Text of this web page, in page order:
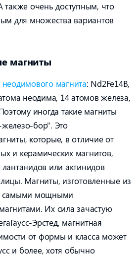
также очень доступным, что
для множества вариантов
магниты
неодимового магнита: Nd2Fe14B,
неодима, 14 атомов железа,
иногда такие магниты
бор". Это
которые, в отличие от
и керамических магнитов,
или актинидов
Магниты, изготовленные из
самыми мощными
Их сила зачастую
Эрстед, магнитная
от формы и класса может
и более, хотя обычно